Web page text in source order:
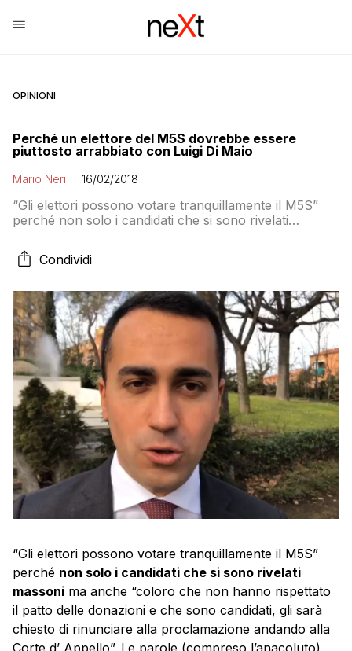
OPINIONI
Perché un elettore del M5S dovrebbe essere
piuttosto arrabbiato con Luigi Di Maio
Mario Neri 16/02/2018
“Gli elettori possono votare tranquillamente il M5S”
perché non solo i candidati che si sono rivelati
patto delle donazioni e che sono candidati, gli sarà
chiesto di rinunciare alla proclamazione andando alla
sono di Luigi Di Maio e sono […]
Condividi
“Gli elettori possono votare tranquillamente il M5S”
perché non solo i candidati che si sono rivelati
massoni ma anche “coloro che non hanno rispettato
il patto delle donazioni e che sono candidati, gli sarà
chiesto di rinunciare alla proclamazione andando alla